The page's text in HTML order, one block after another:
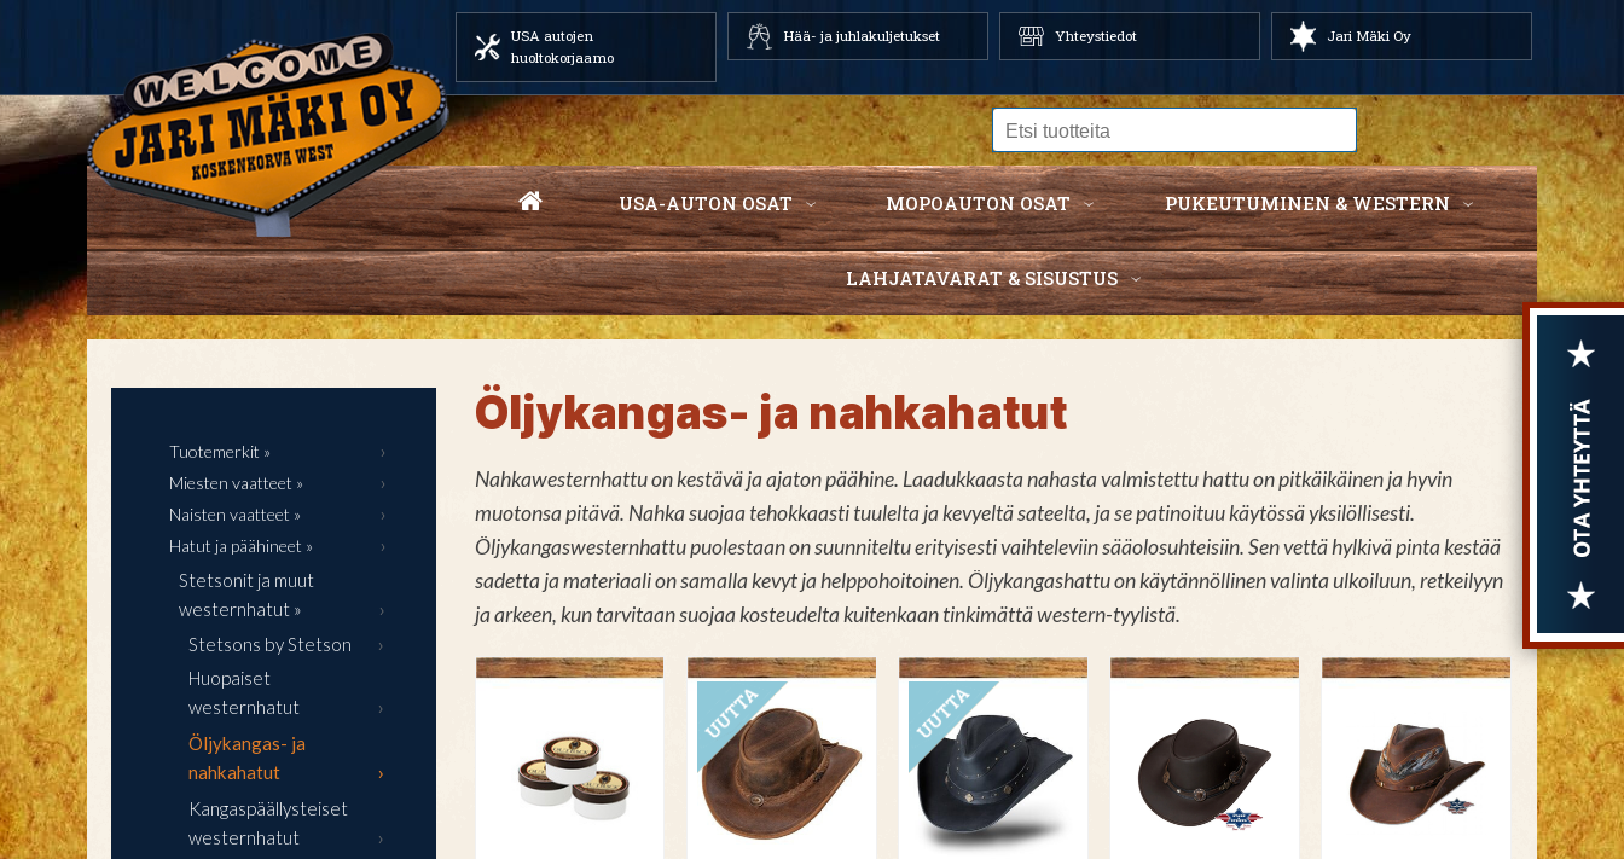
USA autojen
huoltokorjaamo
Hää- ja juhlakuljetukset Yhteystiedot Jari Mäki Oy
USA-AUTON OSAT MOPOAUTON OSAT PUKEUTUMINEN & WESTERN
LAHJATAVARAT & SISUSTUS
Tuotemerkit »
Miesten vaatteet »
Naisten vaatteet »
Hatut ja päähineet »
Stetsonit ja muut
westernhatut »
Stetsons by Stetson
Huopaiset
westernhatut
Öljykangas- ja
nahkahatut
Kangaspäällysteiset
westernhatut
Öljykangas- ja nahkahatut
Nahkawesternhattu on kestävä ja ajaton päähine. Laadukkaasta nahasta valmistettu hattu on pitkäikäinen ja hyvin
muotonsa pitävä. Nahka suojaa tehokkaasti tuulelta ja kevyeltä sateelta, ja se patinoituu käytössä yksilöllisesti.
Öljykangaswesternhattu puolestaan on suunniteltu erityisesti vaihteleviin sääolosuhteisiin. Sen vettä hylkivä pinta kestää
sadetta ja materiaali on samalla kevyt ja helppohoitoinen. Öljykangashattu on käytännöllinen valinta ulkoiluun, retkeilyyn
ja arkeen, kun tarvitaan suojaa kosteudelta kuitenkaan tinkimättä western-tyylistä.
UUTUUS UUTUUS